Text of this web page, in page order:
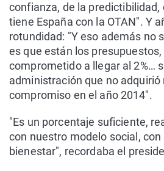
confianza, de la
tiene España con la OTAN". Y
rotundidad: "Y eso además no
es que están los
comprometido a llegar al 2%…
administración que no adquirió
compromiso en el año 2014".
"Es un porcentaje suficiente,
con nuestro modelo social,
bienestar", recordaba el